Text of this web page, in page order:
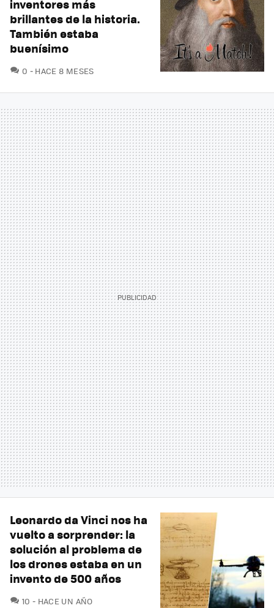
inventores más
brillantes de la historia.
También estaba
buenísimo
0 COMENTARIOS
HACE 8 MESES
Leonardo da Vinci nos ha
vuelto a sorprender: la
solución al problema de
los drones estaba en un
invento de 500 años
10 COMENTARIOS
HACE UN AÑO